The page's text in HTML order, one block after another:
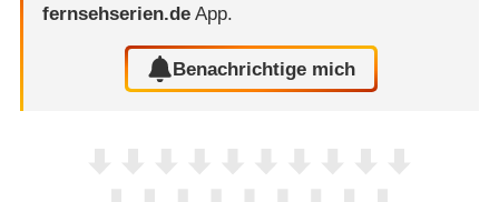
fernsehserien.deApp.
Benachrichtige mich